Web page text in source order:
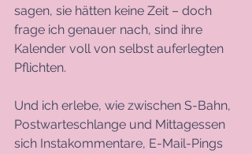
sagen, sie hätten keine Zeit – doch
frage ich genauer nach, sind ihre
Kalender voll von selbst auferlegten
Pflichten.
Und ich erlebe, wie zwischen S-Bahn,
Postwarteschlange und Mittagessen
sich Instakommentare, E-Mail-Pings